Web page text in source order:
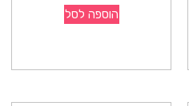
הוספה לסל